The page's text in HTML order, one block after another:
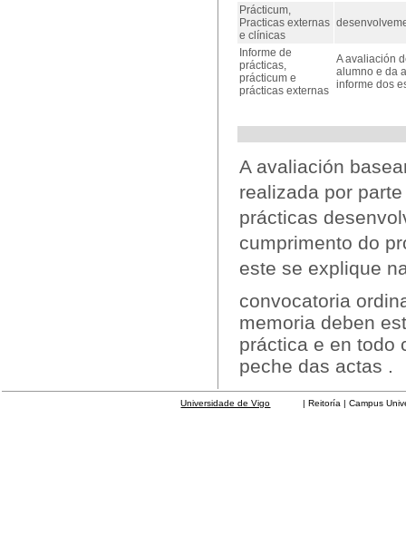
Prácticum,
Practicas externas
e clínicas
Informe de
prácticas,
prácticum e
prácticas externas
A avaliación
alumno e da
informe dos
A avaliación
realizada por
prácticas
cumprimento do
este se explique
convocatoria
memoria deben
práctica e en todo
peche das actas .
Universidade de Vigo | Reitoría | Campus